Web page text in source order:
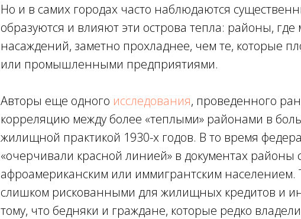
Но и в самих городах часто наблюдаются
образуются и влияют эти острова тепла: районы,
насаждений, заметно прохладнее, чем те, которые
или промышленными предприятиями.
Авторы еще одного исследования, проведенного
корреляцию между более «теплыми» районами в
жилищной практикой 1930-х годов. В то время
«очерчивали красной линией» в документах районы
афроамериканским или иммигрантским населением.
слишком рискованными для жилищных кредитов и
тому, что бедняки и граждане, которые редко